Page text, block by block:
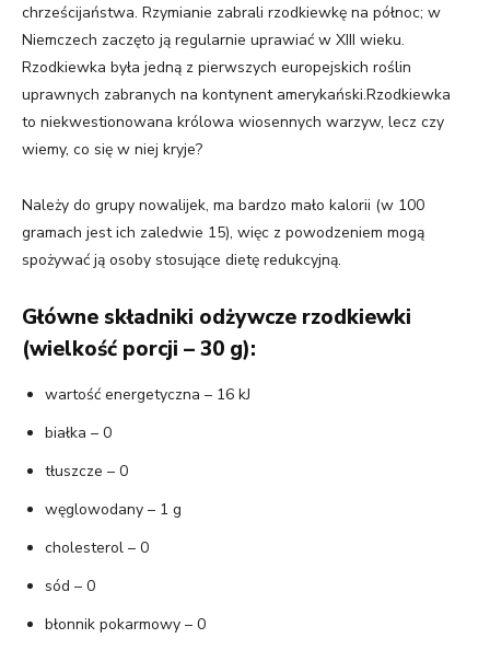
chrześcijaństwa. Rzymianie zabrali rzodkiewkę na północ; w
Niemczech zaczęto ją regularnie uprawiać w XIII wieku.
Rzodkiewka była jedną z pierwszych europejskich roślin
uprawnych zabranych na kontynent amerykański.Rzodkiewka
to niekwestionowana królowa wiosennych warzyw, lecz czy
wiemy, co się w niej kryje?
Należy do grupy nowalijek, ma bardzo mało kalorii (w 100
gramach jest ich zaledwie 15), więc z powodzeniem mogą
spożywać ją osoby stosujące dietę redukcyjną.
Główne składniki odżywcze rzodkiewki
(wielkość porcji – 30 g):
wartość energetyczna – 16 kJ
białka – 0
tłuszcze – 0
węglowodany – 1 g
cholesterol – 0
sód – 0
błonnik pokarmowy – 0